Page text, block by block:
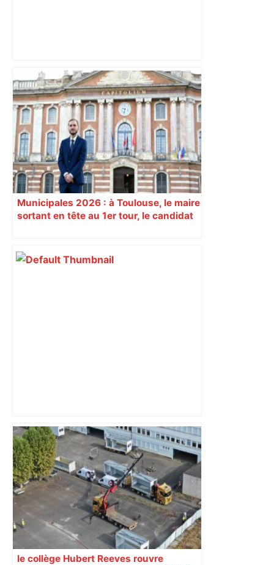
Après la fusion avec la liste PS
Toulouse, le candidat LFI salue "une
dynamique qui nous oblige à la
responsabilité" – Franceinfo
Municipales 2026 : à Toulouse, le maire
sortant en tête au 1er tour, le candidat
« Rien d'inquiétant » pour Guillaume
Restes, le gardien de Toulouse, après
sa sortie à Metz – L'Équipe
le collège Hubert Reeves rouvre